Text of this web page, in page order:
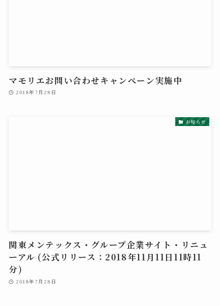
マモリエお問い合わせキャンペーン実施中
2018年7月28日
お知らせ
関東メンテックス・グループ企業サイト・リニュ
ーアル (公式リリース：2018年11月11日11時11
分)
2018年7月28日